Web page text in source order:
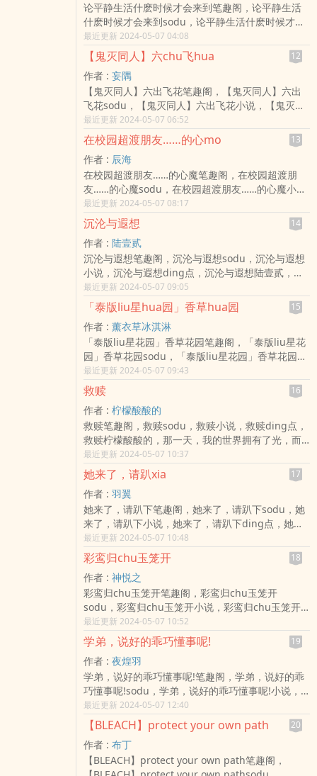
论平静生活什麽时候才会来到笔趣阁，论平静生活
什麽时候才会来到sodu，论平静生活什麽时候才会
来到小说，论平静生活什麽时候才会来到ding点，
论平静生活什麽时候才会来到问号云，这是一个轻
松又愉快的故事。包han恐怖元素、动漫元素、吐槽
元素，人物若有崩坏不要怀疑 ...
最近更新 2024-05-07 04:08
【鬼灭同人】六chu飞hua 12
作者 : 妄隅
【鬼灭同人】六出飞花笔趣阁，【鬼灭同人】六出
飞花sodu，【鬼灭同人】六出飞花小说，【鬼灭同
人】六出飞花ding点，【鬼灭同人】六出飞花妄
隅，完整版连结（角川抢先看）【原创女主
Ｘ？？？】（nei容有写到血腥暴力，还请未成年斟
酌 ...
最近更新 2024-05-07 06:52
在校园超渡朋友……的心mo 13
作者 : 辰海
在校园超渡朋友……的心魔笔趣阁，在校园超渡朋
友……的心魔sodu，在校园超渡朋友……的心魔小
说，在校园超渡朋友……的心魔ding点，在校园超渡
朋友……的心魔辰海，林晨是个普通高中生，过着普
通又平凡无比的生活，……如果没有他的朋友们的
话。两情相 ...
最近更新 2024-05-07 08:17
沉沦与遐想 14
作者 : 陆壹贰
沉沦与遐想笔趣阁，沉沦与遐想sodu，沉沦与遐想
小说，沉沦与遐想ding点，沉沦与遐想陆壹贰，以
仇之名 行ai之实 ai上我就是最bang的复仇十三年
前，轰动社会的「江氏灭门血案」，他 ...
最近更新 2024-05-07 09:05
「泰版liu星hua园」香草hua园 15
作者 : 薰衣草冰淇淋
「泰版liu星花园」香草花园笔趣阁，「泰版liu星花
园」香草花园sodu，「泰版liu星花园」香草花园小
说，「泰版liu星花园」香草花园ding点，「泰版liu
星花园」香草花园薰衣草冰淇淋，泰国版liu星花园
「在不同的时间点，总会反覆的ai上花泽类。」希望
让温柔的Ren幸福也 ...
最近更新 2024-05-07 09:43
救赎 16
作者 : 柠檬酸酸的
救赎笔趣阁，救赎sodu，救赎小说，救赎ding点，
救赎柠檬酸酸的，那一天，我的世界拥有了光，而
他，是所有光的中心。
最近更新 2024-05-07 10:37
她来了，请趴xia 17
作者 : 羽翼
她来了，请趴下笔趣阁，她来了，请趴下sodu，她
来了，请趴下小说，她来了，请趴下ding点，她来
了，请趴下羽翼，18线演员一朝落海，归来时xing
情大变，原本ruan弱可欺的她突然成了令人闻风丧
胆的狠辣杀 ...
最近更新 2024-05-07 10:48
彩鸾归chu玉笼开 18
作者 : 神悦之
彩鸾归chu玉笼开笔趣阁，彩鸾归chu玉笼开
sodu，彩鸾归chu玉笼开小说，彩鸾归chu玉笼开
ding点，彩鸾归chu玉笼开神悦之，架空穿越NP文
有nai狗、毒蛇、孔雀、老虎、黄龙、白ma，请一
边阅读一边猜猜谁属那个动 ...
最近更新 2024-05-07 10:52
学弟，说好的乖巧懂事呢! 19
作者 : 夜煌羽
学弟，说好的乖巧懂事呢!笔趣阁，学弟，说好的乖
巧懂事呢!sodu，学弟，说好的乖巧懂事呢!小说，
学弟，说好的乖巧懂事呢!ding点，学弟，说好的乖
巧懂事呢!夜煌羽，当双面学霸对上天真校草这场欺
骗游戏又会是谁来主导呢!不敢追求梦想的他，只敢
在地下 ...
最近更新 2024-05-07 12:40
【BLEACH】protect your own path 20
作者 : 布丁
【BLEACH】protect your own path笔趣阁，